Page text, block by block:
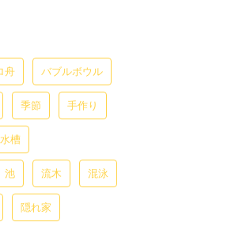
舟 バブルボウル
季節 手作り
水槽
池 流木 混泳
隠れ家